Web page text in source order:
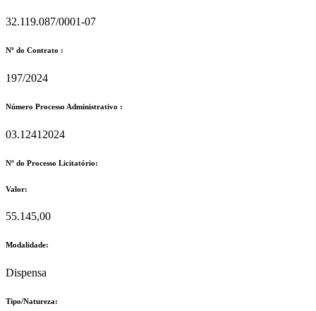
32.119.087/0001-07
Nº do Contrato :
197/2024
Número Processo Administrativo :
03.12412024
Nº do Processo Licitatório:
Valor:
55.145,00
Modalidade:
Dispensa
Tipo/Natureza: